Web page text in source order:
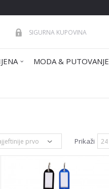
SIGURNA KUPOVINA
MODA & PUTOVANJE
Prikaži